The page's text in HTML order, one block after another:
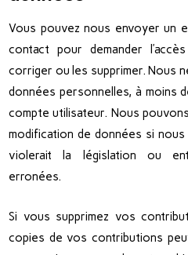
Vous pouvez nous envoyer un
contact pour demander
corriger ou les supprimer. Nous
données personnelles, à moins
compte utilisateur. Nous
modification de données si
violerait la législation ou
erronées.
Si vous supprimez vos
copies de vos contributions